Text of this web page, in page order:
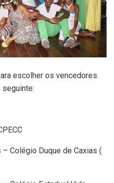
escolher os vencedores.
– Colégio Duque de Caxias (